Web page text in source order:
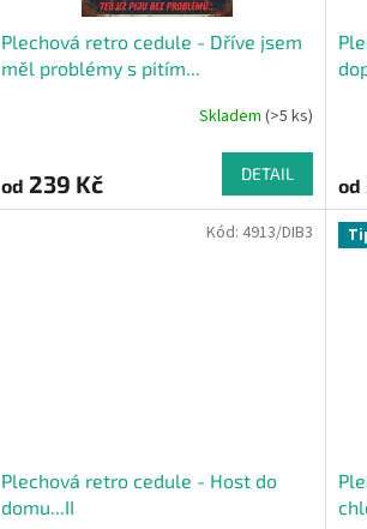
Plechová retro cedule - Dříve jsem
měl problémy s pitím...
Skladem (>5 ks)
od 239 Kč DETAIL
je
4,0
5
od
Plechová retro cedule - Host do
domu...II
Kód: 4913/DIB3